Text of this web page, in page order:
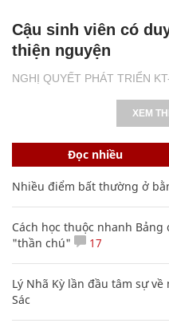
NGHỊ QUYẾT PHÁT TRIỂN
Cậu sinh viên có
thiện nguyện
XEM
Đọc nhiều
Nhiều điểm bất thường ở
Cách học thuộc nhanh
"thần chú"
17
Lý Nhã Kỳ lần đầu tâm sự
Sác